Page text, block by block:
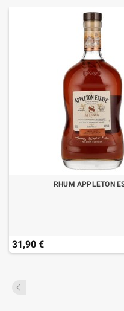
RHUM APPLETON
31,90 €